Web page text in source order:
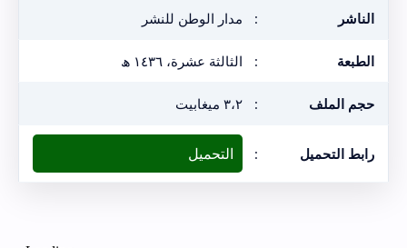
الناشر : مدار الوطن للنشر
الطبعة : الثالثة عشرة، ١٤٣٦ ھ
حجم الملف : ٣،٢ ميغابيت
رابط التحميل : التحميل